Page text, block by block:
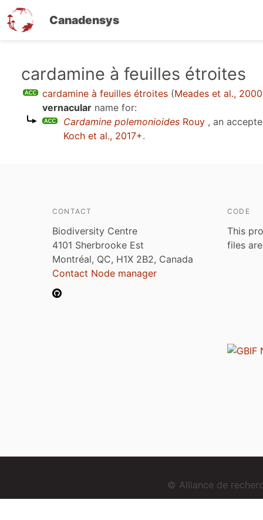
Canadensys
cardamine à feuilles étroites
cardamine à feuilles étroites (Meades et al., 2000
vernacular name for:
Cardamine polemonioides Rouy , an
Koch et al., 2017+.
CONTACT
Biodiversity Centre
4101 Sherbrooke Est
Montréal, QC, H1X 2B2, Canada
Contact Node manager
CODE
This
files
© Alliance de